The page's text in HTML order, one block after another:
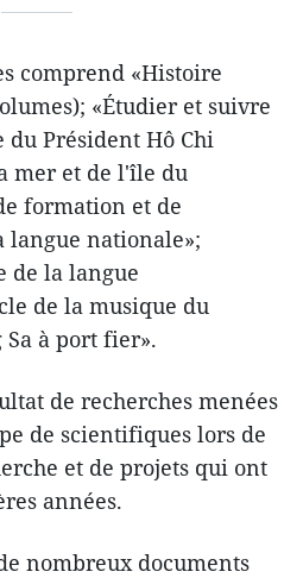
comprend «Histoire
«Étudier et suivre
Président Hô Chi
mer et de l'île du
formation et de
langue nationale»;
de la langue
de la musique du
à port fier».
de recherches menées
de scientifiques lors de
et de projets qui ont
années.
nombreux documents